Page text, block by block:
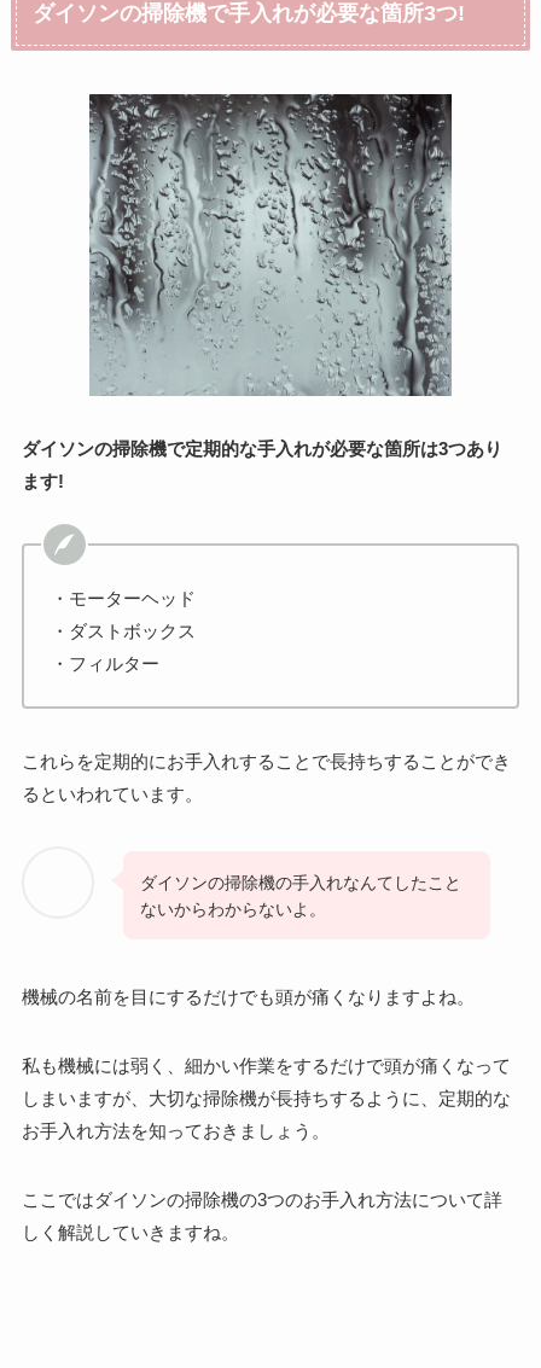
ダイソンの掃除機で手入れが必要な箇所3つ!
ダイソンの掃除機で定期的な手入れが必要な箇所は3つあり
ます!
・モーターヘッド
・ダストボックス
・フィルター
これらを定期的にお手入れすることで長持ちすることができ
るといわれています。
ダイソンの掃除機の手入れなんてしたこと
ないからわからないよ。
機械の名前を目にするだけでも頭が痛くなりますよね。
私も機械には弱く、細かい作業をするだけで頭が痛くなって
しまいますが、大切な掃除機が長持ちするように、定期的な
お手入れ方法を知っておきましょう。
ここではダイソンの掃除機の3つのお手入れ方法について詳
しく解説していきますね。